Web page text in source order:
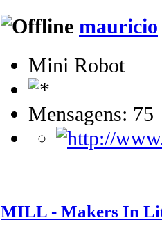
mauricio
Mini Robot
Mensagens: 75
MILL - Makers In